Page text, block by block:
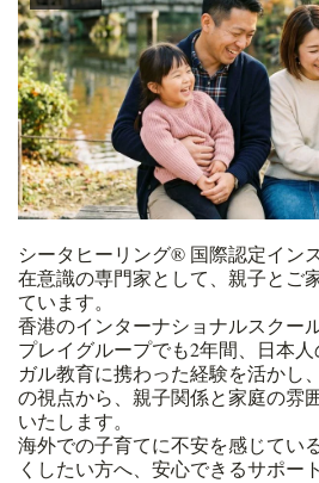
シータヒーリング®︎ 国際認定イン
在意識の専門家として、親子とご
ています。
香港のインターナショナルスクー
プレイグループでも2年間、日本
ガル教育に携わった経験を活かし
の視点から、親子関係と家庭の雰
いたします。
海外での子育てに不安を感じてい
くしたい方へ、安心できるサポー